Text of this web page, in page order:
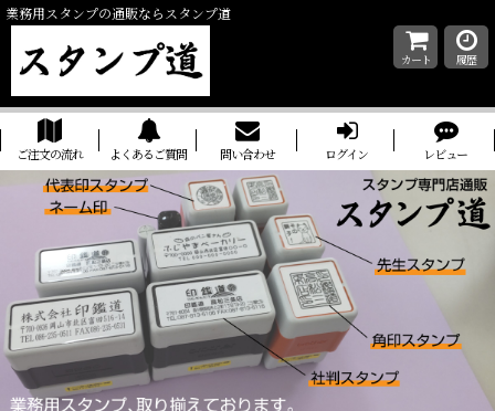
業務用スタンプの通販ならスタンプ道
カート 履歴
ご注文の流れ よくあるご質問 問い合わせ ログイン レビュー